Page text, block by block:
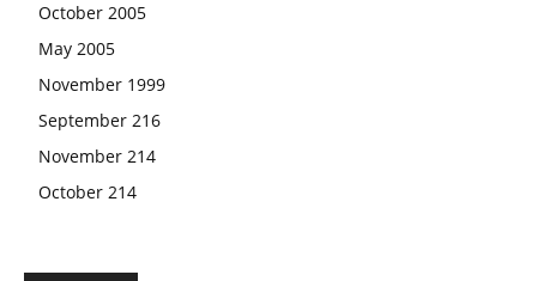
October 2005
May 2005
November 1999
September 216
November 214
October 214